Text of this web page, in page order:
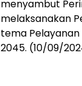
menyambut
melaksanakan
tema Pelayanan
2045. (10/09/